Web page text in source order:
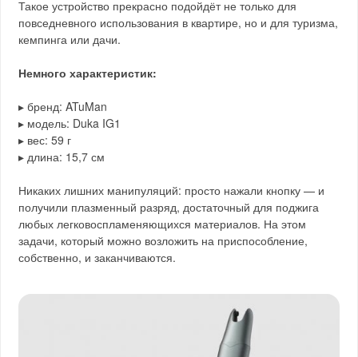
Такое устройство прекрасно подойдёт не только для
повседневного использования в квартире, но и для туризма,
кемпинга или дачи.
Немного характеристик:
▸ бренд: ATuMan
▸ модель: Duka IG1
▸ вес: 59 г
▸ длина: 15,7 см
Никаких лишних манипуляций: просто нажали кнопку — и
получили плазменный разряд, достаточный для поджига
любых легковоспламеняющихся материалов. На этом
задачи, который можно возложить на приспособление,
собственно, и заканчиваются.